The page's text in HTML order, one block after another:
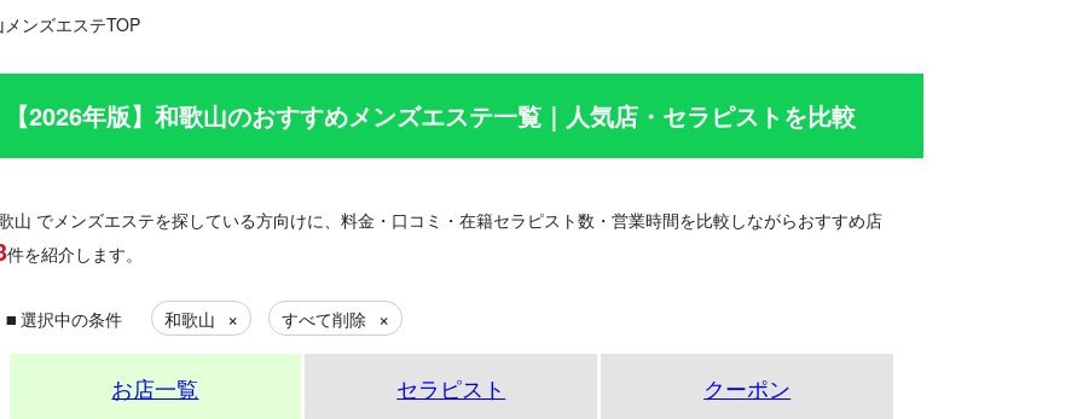
ンズエステTOP
【2026年版】 和歌山のおすすめメンズエステ一覧｜人気店・セラピストを比較
山 でメンズエステを探している方向けに、料金・口コミ・在籍セラピスト数・営業時間を比較しながらおすすめ店
件を紹介します。
▪ 選択中の条件 和歌山 × すべて削除 ×
お店一覧 セラピスト クーポン